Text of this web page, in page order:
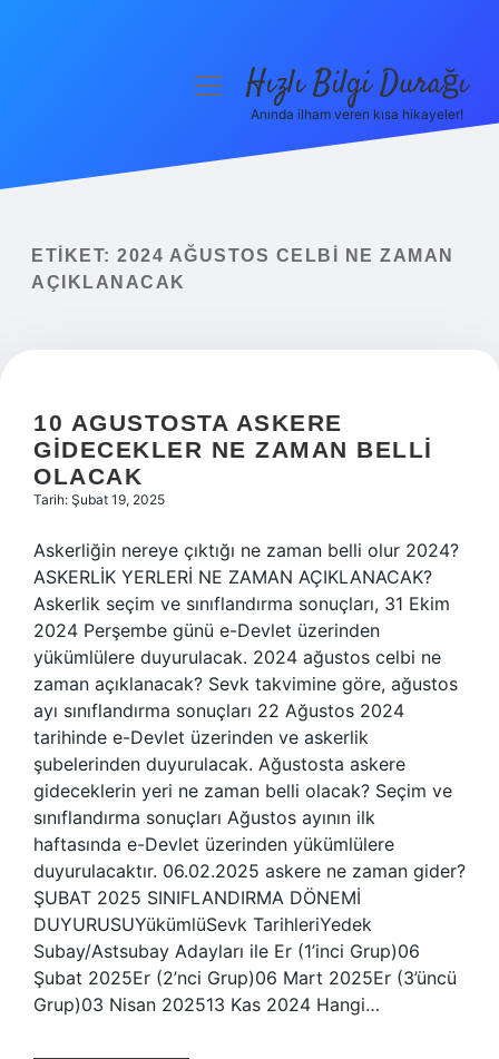
Yasal Uyarı
menüyüHızlı Bilgi Durağı
Anında ilham veren kısa hikayeler!
ETIKET: 2024 AĞUSTOS CELBI NE ZAMAN
AÇIKLANACAK
10 AGUSTOSTA ASKERE
GIDECEKLER NE ZAMAN BELLI
OLACAK
Tarih: Şubat 19, 2025
Askerliğin nereye çıktığı ne zaman belli olur 2024?
ASKERLİK YERLERİ NE ZAMAN AÇIKLANACAK?
Askerlik seçim ve sınıflandırma sonuçları, 31 Ekim
2024 Perşembe günü e-Devlet üzerinden
yükümlülere duyurulacak. 2024 ağustos celbi ne
zaman açıklanacak? Sevk takvimine göre, ağustos
ayı sınıflandırma sonuçları 22 Ağustos 2024
tarihinde e-Devlet üzerinden ve askerlik
şubelerinden duyurulacak. Ağustosta askere
gideceklerin yeri ne zaman belli olacak? Seçim ve
sınıflandırma sonuçları Ağustos ayının ilk
haftasında e-Devlet üzerinden yükümlülere
duyurulacaktır. 06.02.2025 askere ne zaman gider?
ŞUBAT 2025 SINIFLANDIRMA DÖNEMİ
DUYURUSUYükümlüSevk TarihleriYedek
Subay/Astsubay Adayları ile Er (1’inci Grup)06
Şubat 2025Er (2’nci Grup)06 Mart 2025Er (3’üncü
Grup)03 Nisan 202513 Kas 2024 Hangi…